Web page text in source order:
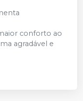
conforto ao
agradável e